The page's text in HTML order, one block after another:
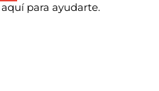
para ayudarte.